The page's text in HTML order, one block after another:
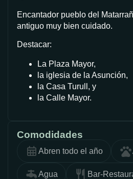
Encantador pueblo del
antiguo muy bien cuidado.
Destacar:
La Plaza Mayor,
la iglesia de la Asunción,
la Casa Turull, y
la Calle Mayor.
Comodidades
Abren todo el año
Agua Bar-